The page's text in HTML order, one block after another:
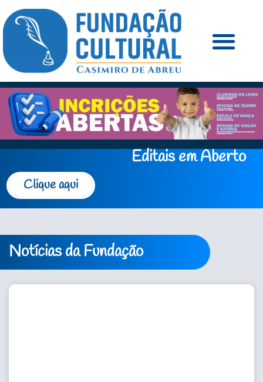
Editais em Aberto
Clique aqui
Notícias da Fundação